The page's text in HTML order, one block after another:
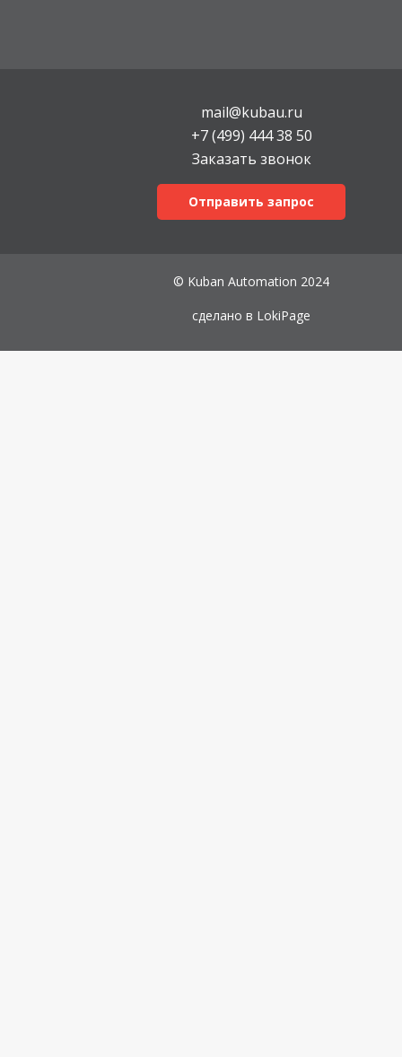
mail@kubau.ru
+7 (499) 444 38 50
Заказать звонок
Отправить запрос
© Kuban Automation 2024
сделано в LokiPage